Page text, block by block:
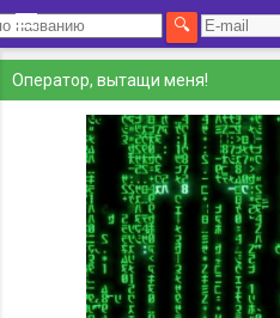
Оператор, вытащи меня!